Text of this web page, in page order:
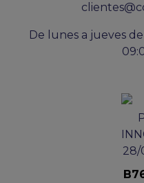
De lunes a jueves